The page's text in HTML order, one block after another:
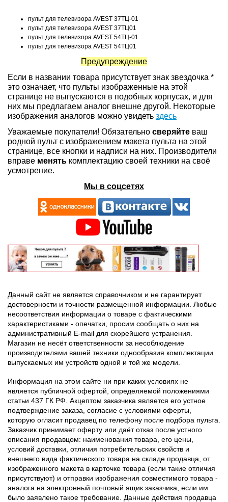
пульт для телевизора AVEST 37ТЦ-01
пульт для телевизора AVEST 37ТЦ01
пульт для телевизора AVEST 54ТЦ-01
пульт для телевизора AVEST 54ТЦ01
Предупреждение
Если в названии товара присутствует знак звездочка *
это означает, что пульты изображенные на этой
странице не выпускаются в подобных корпусах, и для
них мы предлагаем аналог внешне другой. Некоторые
изображения аналогов можно увидеть здесь
Уважаемые покупатели! Обязательно сверяйте ваш
родной пульт с изображением макета пульта на этой
странице, все кнопки и надписи на них. Производители
вправе менять комплектацию своей техники на своё
усмотрение.
Мы в соцсетях
Данный сайт не является справочником и не гарантирует
достоверности и точности размещенной информации. Любые
несоответствия информации о товаре с фактическими
характеристиками - опечатки, просим сообщать о них на
административный E-mail для скорейшего устранения.
Магазин не несёт ответственности за несоблюдение
производителями вашей техники однообразия комплектации
выпускаемых им устройств одной и той же модели.
Информация на этом сайте ни при каких условиях не
является публичной офертой, определяемой положениями
статьи 437 ГК РФ. Акцептом заказчика является его устное
подтверждение заказа, согласие с условиями оферты,
которую огласит продавец по телефону после подбора пульта.
Заказчик принимает оферту или даёт отказ после устного
описания продавцом: наименования товара, его цены,
условий доставки, отличия потребительских свойств и
внешнего вида фактического товара на складе продавца, от
изображенного макета в карточке товара (если такие отличия
присутствуют) и отправки изображения совместимого товара -
аналога на электронный почтовый ящик заказчика, если им
было заявлено такое требование. Данные действия продавца